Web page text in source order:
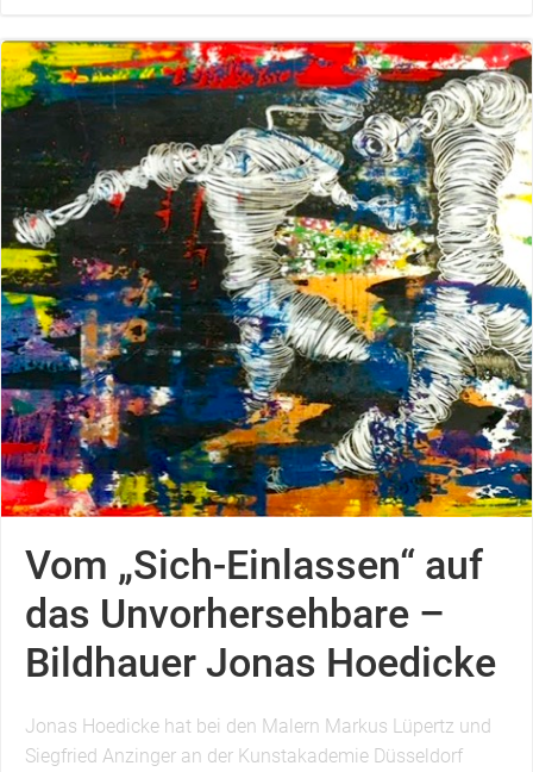
Vom „Sich-Einlassen“ auf
das Unvorhersehbare –
Bildhauer Jonas Hoedicke
Jonas Hoedicke hat bei den Malern Markus Lüpertz und
Siegfried Anzinger an der Kunstakademie Düsseldorf